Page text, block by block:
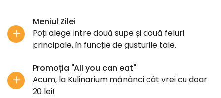
Meniul Zilei
Poți alege între două supe și două feluri
principale, în funcție de gusturile tale.
Promoția "All you can eat"
Acum, la Kulinarium mănânci cât vrei cu doar
20 lei!